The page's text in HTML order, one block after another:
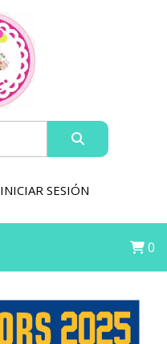
INICIAR SESIÓN
0